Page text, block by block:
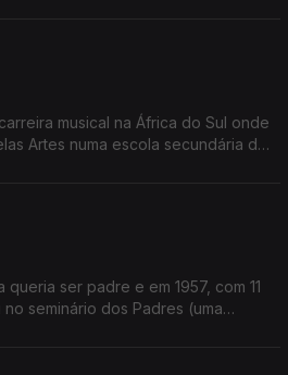
musical na África do Sul onde
Artes numa escola secundária de
queria ser padre e em 1957, com 11
seminário dos Padres (uma